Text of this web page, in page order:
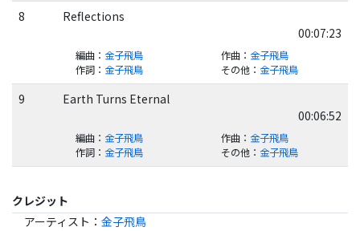
8
Reflections
00:07:23
編曲： 金子飛鳥 作曲： 金子飛鳥
作詞： 金子飛鳥 その他： 金子飛鳥
9
Earth Turns Eternal
00:06:52
編曲： 金子飛鳥 作曲： 金子飛鳥
作詞： 金子飛鳥 その他： 金子飛鳥
クレジット
アーティスト ： 金子飛鳥